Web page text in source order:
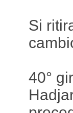
Si
40°